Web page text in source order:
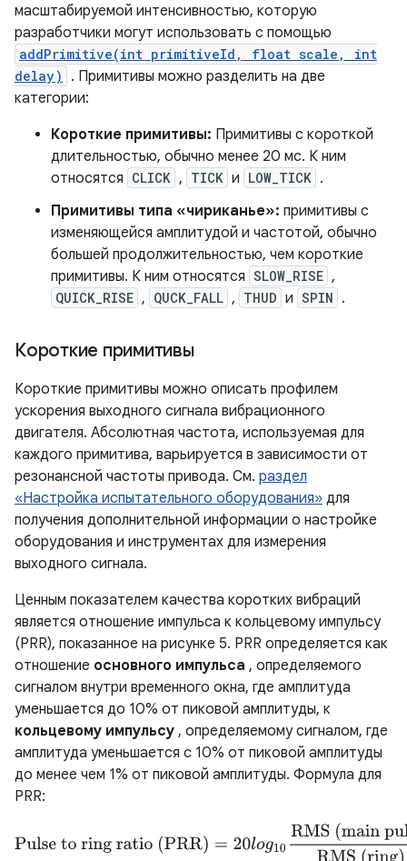
масштабируемой интенсивностью, которую
разработчики могут использовать с помощью
addPrimitive(int primitiveId, float scale, int
delay)
. Примитивы можно разделить на две
категории:
Короткие примитивы: Примитивы с короткой
длительностью, обычно менее 20 мс. К ним
относятся CLICK , TICK и LOW_TICK .
Примитивы типа «чириканье»: примитивы с
изменяющейся амплитудой и частотой, обычно
большей продолжительностью, чем короткие
примитивы. К ним относятся SLOW_RISE ,
QUICK_RISE , QUCK_FALL , THUD и SPIN .
Короткие примитивы
Короткие примитивы можно описать профилем
ускорения выходного сигнала вибрационного
двигателя. Абсолютная частота, используемая для
каждого примитива, варьируется в зависимости от
резонансной частоты привода. См. раздел
«Настройка испытательного оборудования» для
получения дополнительной информации о настройке
оборудования и инструментах для измерения
выходного сигнала.
Ценным показателем качества коротких вибраций
является отношение импульса к кольцевому импульсу
(PRR), показанное на рисунке 5. PRR определяется как
отношение основного импульса , определяемого
сигналом внутри временного окна, где амплитуда
уменьшается до 10% от пиковой амплитуды, к
кольцевому импульсу , определяемому сигналом, где
амплитуда уменьшается с 10% от пиковой амплитуды
до менее чем 1% от пиковой амплитуды. Формула для
PRR:
Pulse to ring ratio (PRR)
20 RMS (main pulse)RMS